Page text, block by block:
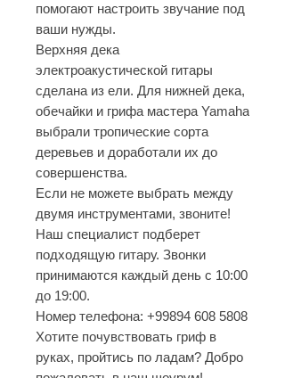
помогают настроить звучание под
ваши нужды.
Верхняя дека
электроакустической гитары
сделана из ели. Для нижней дека,
обечайки и грифа мастера Yamaha
выбрали тропические сорта
деревьев и доработали их до
совершенства.
Если не можете выбрать между
двумя инструментами, звоните!
Наш специалист подберет
подходящую гитару. Звонки
принимаются каждый день с 10:00
до 19:00.
Номер телефона: +99894 608 5808
Хотите почувствовать гриф в
руках, пройтись по ладам? Добро